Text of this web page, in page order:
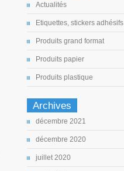
Actualités
Etiquettes, stickers adhésifs
Produits grand format
Produits papier
Produits plastique
Archives
décembre 2021
décembre 2020
juillet 2020